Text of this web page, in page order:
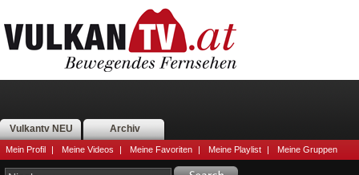
Vulkantv NEU Archiv
Mein Profil | Meine Videos | Meine Favoriten | Meine Playlist | Meine Gruppen